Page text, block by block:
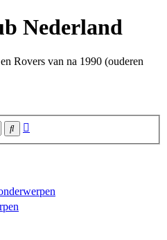
Nederland
Rovers van na 1990 (ouderen
Zoek